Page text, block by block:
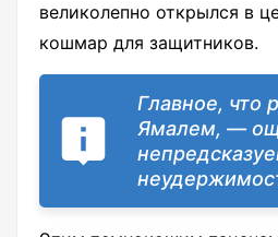
великолепно открылся в
кошмар для защитников.
Главное, что
Ямалем, —